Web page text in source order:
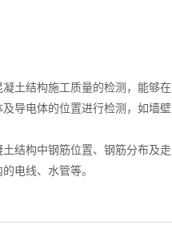
结构施工质量的检测，能够
导电体的位置进行检测，如墙
土结构中钢筋位置、钢筋分布及
电线、水管等。